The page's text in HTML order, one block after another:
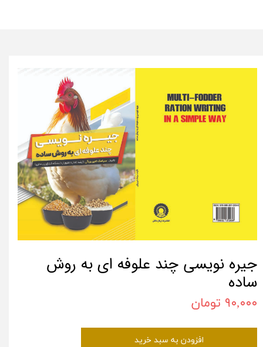
جیره نویسی چند علوفه ای به روش
ساده
۹۰,۰۰۰ تومان
افزودن به سبد خرید